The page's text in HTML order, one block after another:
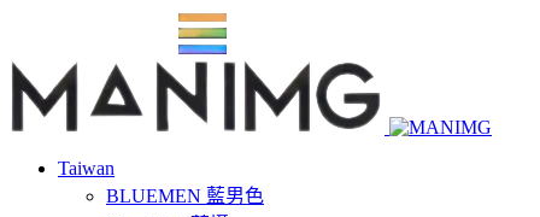
Taiwan
BLUEMEN 藍男色